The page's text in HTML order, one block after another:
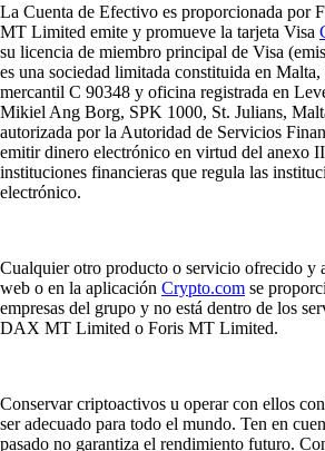
La Cuenta de Efectivo es proporcionada por
MT Limited emite y promueve la tarjeta Visa
su licencia de miembro principal de Visa
es una sociedad limitada constituida en
mercantil C 90348 y oficina registrada en
Mikiel Ang Borg, SPK 1000, St. Julians,
autorizada por la Autoridad de Servicios
emitir dinero electrónico en virtud del anexo
instituciones financieras que regula las
electrónico.
Cualquier otro producto o servicio ofrecido y
web o en la aplicación Crypto.com se
empresas del grupo y no está dentro de los
DAX MT Limited o Foris MT Limited.
Conservar criptoactivos u operar con ellos
ser adecuado para todo el mundo. Ten en
pasado no garantiza el rendimiento futuro.